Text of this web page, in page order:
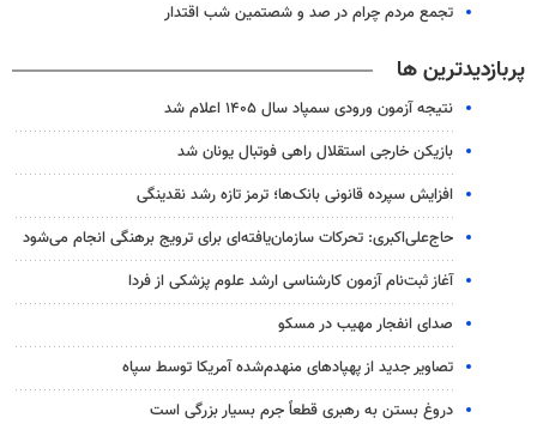
تجمع مردم چرام در صد و شصتمین شب اقتدار
پربازدیدترین ها
نتیجه آزمون ورودی سمپاد سال ۱۴۰۵ اعلام شد
بازیکن خارجی استقلال راهی فوتبال یونان شد
افزایش سپرده قانونی بانک‌ها؛ ترمز تازه رشد نقدینگی
حاج‌علی‌اکبری: تحرکات سازمان‌یافته‌ای برای ترویج برهنگی انجام می‌شود
آغاز ثبت‌نام‌ آزمون کارشناسی ارشد علوم پزشکی از فردا
صدای انفجار مهیب در مسکو
تصاویر جدید از پهپادهای منهدم‌شده آمریکا توسط سپاه
دروغ بستن به رهبری قطعاً جرم بسیار بزرگی است